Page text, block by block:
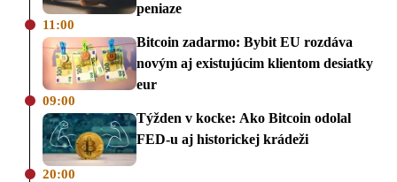
peniaze
11:00
Bitcoin zadarmo: Bybit EU rozdáva
novým aj existujúcim klientom desiatky
eur
09:00
Týžden v kocke: Ako Bitcoin odolal
FED-u aj historickej krádeži
20:00